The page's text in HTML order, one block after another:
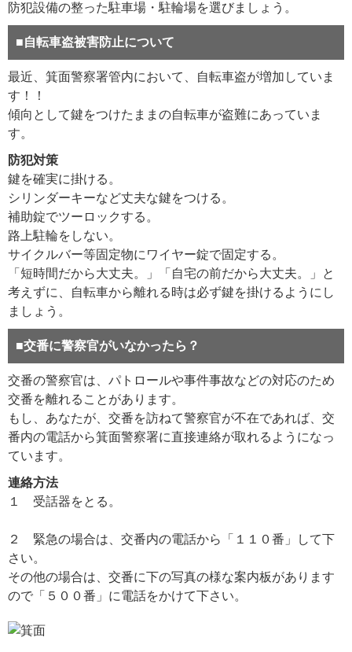
防犯設備の整った駐車場・駐輪場を選びましょう。
■自転車盗被害防止について
最近、箕面警察署管内において、自転車盗が増加していま
す！！
傾向として鍵をつけたままの自転車が盗難にあっていま
す。
防犯対策
鍵を確実に掛ける。
シリンダーキーなど丈夫な鍵をつける。
補助錠でツーロックする。
路上駐輪をしない。
サイクルバー等固定物にワイヤー錠で固定する。
「短時間だから大丈夫。」「自宅の前だから大丈夫。」と
考えずに、自転車から離れる時は必ず鍵を掛けるようにし
ましょう。
■交番に警察官がいなかったら？
交番の警察官は、パトロールや事件事故などの対応のため
交番を離れることがあります。
もし、あなたが、交番を訪ねて警察官が不在であれば、交
番内の電話から箕面警察署に直接連絡が取れるようになっ
ています。
連絡方法
１ 受話器をとる。
２ 緊急の場合は、交番内の電話から「１１０番」して下
さい。
その他の場合は、交番に下の写真の様な案内板があります
ので「５００番」に電話をかけて下さい。